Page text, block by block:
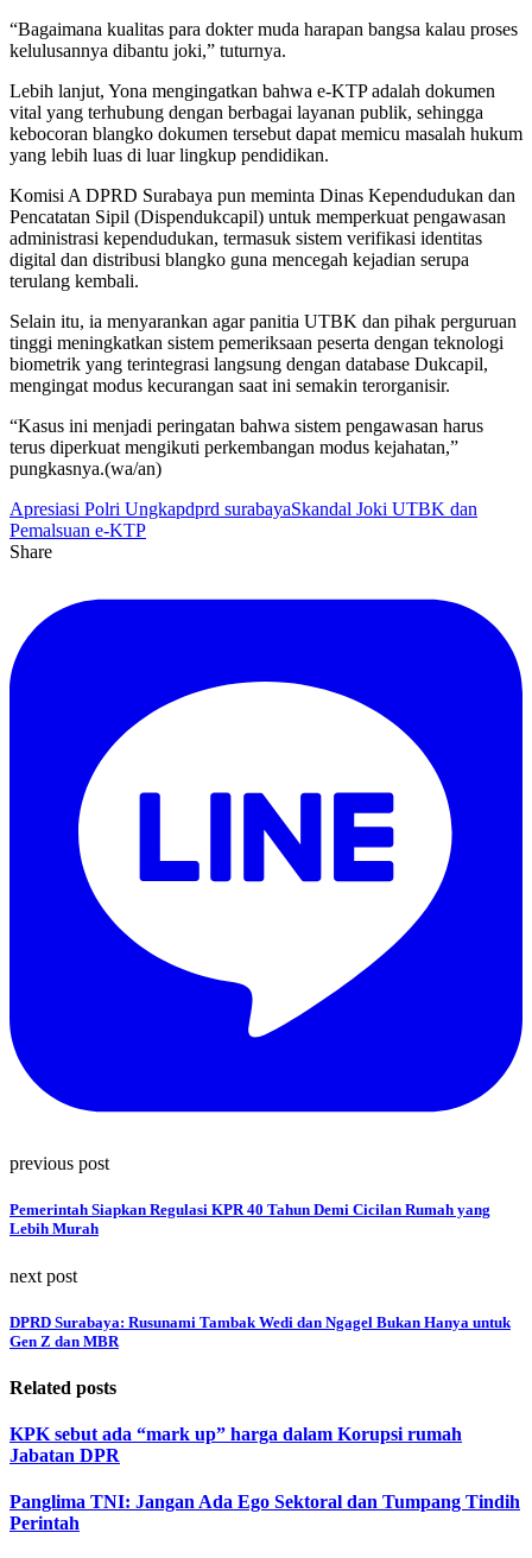
“Bagaimana kualitas para dokter muda harapan bangsa kalau proses
kelulusannya dibantu joki,” tuturnya.
Lebih lanjut, Yona mengingatkan bahwa e-KTP adalah dokumen
vital yang terhubung dengan berbagai layanan publik, sehingga
kebocoran blangko dokumen tersebut dapat memicu masalah hukum
yang lebih luas di luar lingkup pendidikan.
Komisi A DPRD Surabaya pun meminta Dinas Kependudukan dan
Pencatatan Sipil (Dispendukcapil) untuk memperkuat pengawasan
administrasi kependudukan, termasuk sistem verifikasi identitas
digital dan distribusi blangko guna mencegah kejadian serupa
terulang kembali.
Selain itu, ia menyarankan agar panitia UTBK dan pihak perguruan
tinggi meningkatkan sistem pemeriksaan peserta dengan teknologi
biometrik yang terintegrasi langsung dengan database Dukcapil,
mengingat modus kecurangan saat ini semakin terorganisir.
“Kasus ini menjadi peringatan bahwa sistem pengawasan harus
terus diperkuat mengikuti perkembangan modus kejahatan,”
pungkasnya.(wa/an)
Apresiasi Polri Ungkapdprd surabayaSkandal Joki UTBK dan
Pemalsuan e-KTP
Share
previous post
Pemerintah Siapkan Regulasi KPR 40 Tahun Demi Cicilan Rumah yang
Lebih Murah
next post
DPRD Surabaya: Rusunami Tambak Wedi dan Ngagel Bukan Hanya untuk
Gen Z dan MBR
Related posts
KPK sebut ada “mark up” harga dalam Korupsi rumah
Jabatan DPR
Panglima TNI: Jangan Ada Ego Sektoral dan Tumpang Tindih
Perintah